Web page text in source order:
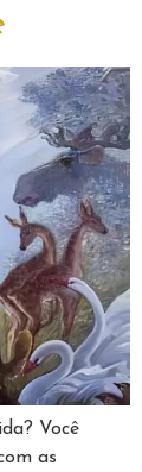
Você
as